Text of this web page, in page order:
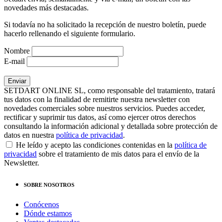
novedades más destacadas.
Si todavía no ha solicitado la recepción de nuestro boletín, puede
hacerlo rellenando el siguiente formulario.
Nombre
E-mail
SETDART ONLINE SL, como responsable del tratamiento, tratará
tus datos con la finalidad de remitirte nuestra newsletter con
novedades comerciales sobre nuestros servicios. Puedes acceder,
rectificar y suprimir tus datos, así como ejercer otros derechos
consultando la información adicional y detallada sobre protección de
datos en nuestra política de privacidad.
He leído y acepto las condiciones contenidas en la política de
privacidad sobre el tratamiento de mis datos para el envío de la
Newsletter.
SOBRE NOSOTROS
Conócenos
Dónde estamos